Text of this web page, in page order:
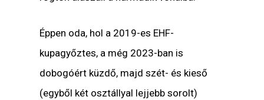
Éppen oda, hol a 2019-es EHF-
kupagyőztes, a még 2023-ban is
dobogóért küzdő, majd szét- és kieső
(egyből két osztállyal lejjebb sorolt)